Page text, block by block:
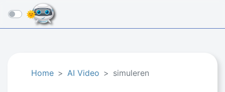
☰
Home AI Video simuleren